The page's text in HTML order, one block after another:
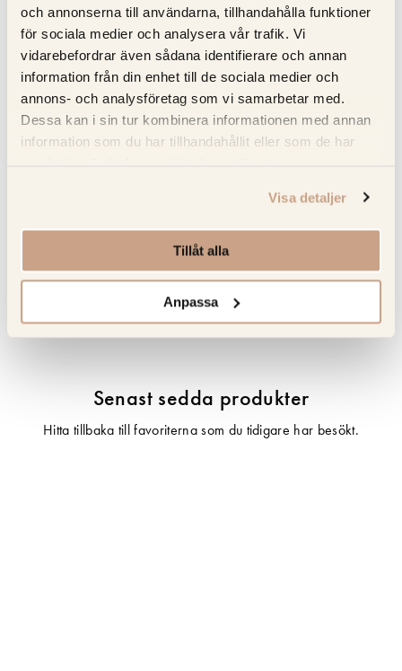
och annonserna till användarna, tillhandahålla funktioner
för sociala medier och analysera vår trafik. Vi
vidarebefordrar även sådana identifierare och annan
information från din enhet till de sociala medier och
annons- och analysföretag som vi samarbetar med.
Dessa kan i sin tur kombinera informationen med annan
information som du har tillhandahållit eller som de har
Visa detaljer
Tillåt alla
Anpassa
hektiska kök
Hanterar måttlig värme – använd alltid underlägg för att
undvika skador
Full service – Kitchens.se sköter mätning; leverans och
installation försäkrad i Norden
Senast sedda produkter
Hitta tillbaka till favoriterna som du tidigare har besökt.